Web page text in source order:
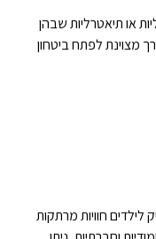
או תיאטרליות שבהן
מצוינת לפתח ביטחון
לילדים חוויות מרתקות